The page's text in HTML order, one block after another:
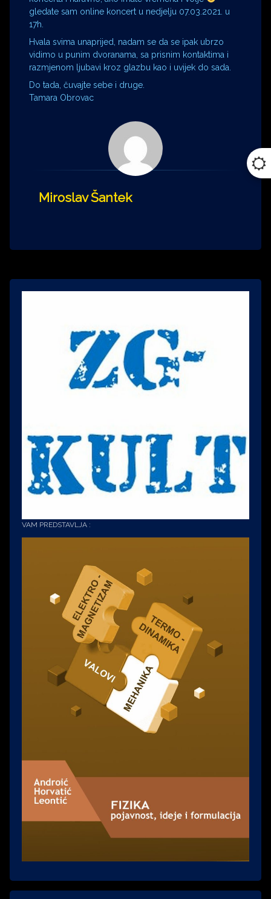
gledate sam online koncert u nedjelju 07.03.2021. u
17h.
Hvala svima unaprijed, nadam se da se ipak ubrzo
vidimo u punim dvoranama, sa prisnim kontaktima i
razmjenom ljubavi kroz glazbu kao i uvijek do sada.
Do tada, čuvajte sebe i druge.
Tamara Obrovac
Miroslav Šantek
VAM PREDSTAVLJA :